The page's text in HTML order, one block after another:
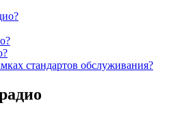
стандартов обслуживания?